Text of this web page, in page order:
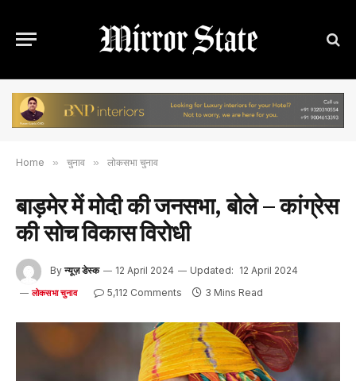
Home » चुनाव » लोकसभा चुनाव
बाड़मेर में मोदी की जनसभा, बोले – कांग्रेस
की सोच विकास विरोधी
By न्यूज़ डेस्क 12 April 2024 Updated: 12 April 2024
लोकसभा चुनाव 5,112 Comments 3 Mins Read